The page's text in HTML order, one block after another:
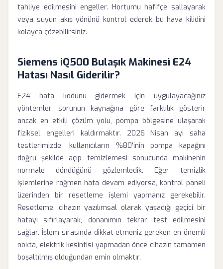
tahliye edilmesini engeller. Hortumu hafifçe sallayarak
veya suyun akış yönünü kontrol ederek bu hava kilidini
kolayca çözebilirsiniz.
Siemens iQ500 Bulaşık Makinesi E24
Hatası Nasıl Giderilir?
E24 hata kodunu gidermek için uygulayacağınız
yöntemler, sorunun kaynağına göre farklılık gösterir
ancak en etkili çözüm yolu, pompa bölgesine ulaşarak
fiziksel engelleri kaldırmaktır. 2026 Nisan ayı saha
testlerimizde, kullanıcıların %80'inin pompa kapağını
doğru şekilde açıp temizlemesi sonucunda makinenin
normale döndüğünü gözlemledik. Eğer temizlik
işlemlerine rağmen hata devam ediyorsa, kontrol paneli
üzerinden bir resetleme işlemi yapmanız gerekebilir.
Resetleme, cihazın yazılımsal olarak yaşadığı geçici bir
hatayı sıfırlayarak, donanımın tekrar test edilmesini
sağlar. İşlem sırasında dikkat etmeniz gereken en önemli
nokta, elektrik kesintisi yapmadan önce cihazın tamamen
boşaltılmış olduğundan emin olmaktır.